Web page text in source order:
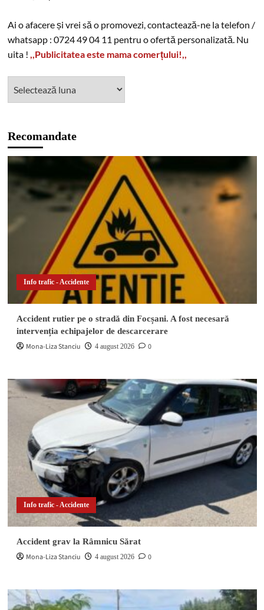
Ai o afacere și vrei să o promovezi, contactează-ne la telefon /
whatsapp : 0724 49 04 11 pentru o ofertă personalizată. Nu
uita ! ,,Publicitatea este mama comerțului!,,
Recomandate
Info trafic - Accidente
Accident rutier pe o stradă din Focșani. A fost necesară
intervenția echipajelor de descarcerare
Mona-Liza Stanciu 4 august 2026 0
Info trafic - Accidente
Accident grav la Râmnicu Sărat
Mona-Liza Stanciu 4 august 2026 0